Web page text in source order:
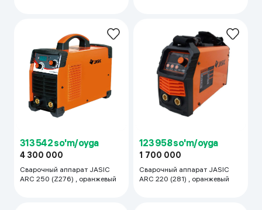
313 542 so'm/oyga
4 300 000
Сварочный аппарат JASIC
ARC 250 (Z276) , оранжевый
123 958 so'm/oyga
1 700 000
Сварочный аппарат JASIC
ARC 220 (281) , оранжевый